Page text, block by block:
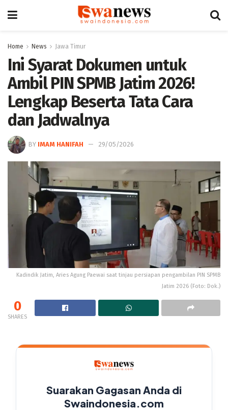
Home News Jawa Timur
Ini Syarat Dokumen untuk
Ambil PIN SPMB Jatim 2026!
Lengkap Beserta Tata Cara
dan Jadwalnya
BY IMAM HANIFAH 29/05/2026
Kadindik Jatim, Aries Agung Paewai saat tinjau persiapan pengambilan PIN SPMB
Jatim 2026 (Foto: Dok.)
0
SHARES
Suarakan Gagasan Anda di
Swaindonesia.com